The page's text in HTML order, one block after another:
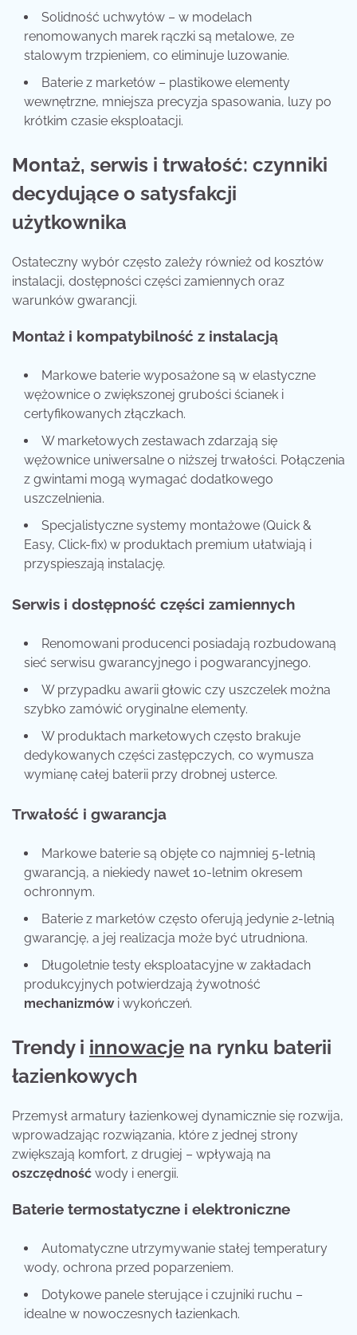
Solidność uchwytów – w modelach
renomowanych marek rączki są metalowe, ze
stalowym trzpieniem, co eliminuje luzowanie.
Baterie z marketów – plastikowe elementy
wewnętrzne, mniejsza precyzja spasowania, luzy po
krótkim czasie eksploatacji.
Montaż, serwis i trwałość: czynniki
decydujące o satysfakcji
użytkownika
Ostateczny wybór często zależy również od kosztów
instalacji, dostępności części zamiennych oraz
warunków gwarancji.
Montaż i kompatybilność z instalacją
Markowe baterie wyposażone są w elastyczne
wężownice o zwiększonej grubości ścianek i
certyfikowanych złączkach.
W marketowych zestawach zdarzają się
wężownice uniwersalne o niższej trwałości. Połączenia
z gwintami mogą wymagać dodatkowego
uszczelnienia.
Specjalistyczne systemy montażowe (Quick &
Easy, Click-fix) w produktach premium ułatwiają i
przyspieszają instalację.
Serwis i dostępność części zamiennych
Renomowani producenci posiadają rozbudowaną
sieć serwisu gwarancyjnego i pogwarancyjnego.
W przypadku awarii głowic czy uszczelek można
szybko zamówić oryginalne elementy.
W produktach marketowych często brakuje
dedykowanych części zastępczych, co wymusza
wymianę całej baterii przy drobnej usterce.
Trwałość i gwarancja
Markowe baterie są objęte co najmniej 5-letnią
gwarancją, a niekiedy nawet 10-letnim okresem
ochronnym.
Baterie z marketów często oferują jedynie 2-letnią
gwarancję, a jej realizacja może być utrudniona.
Długoletnie testy eksploatacyjne w zakładach
produkcyjnych potwierdzają żywotność
mechanizmówi wykończeń.
Trendy i innowacje na rynku baterii
łazienkowych
Przemysł armatury łazienkowej dynamicznie się rozwija,
wprowadzając rozwiązania, które z jednej strony
zwiększają komfort, z drugiej – wpływają na
oszczędność wody i energii.
Baterie termostatyczne i elektroniczne
Automatyczne utrzymywanie stałej temperatury
wody, ochrona przed poparzeniem.
Dotykowe panele sterujące i czujniki ruchu –
idealne w nowoczesnych łazienkach.